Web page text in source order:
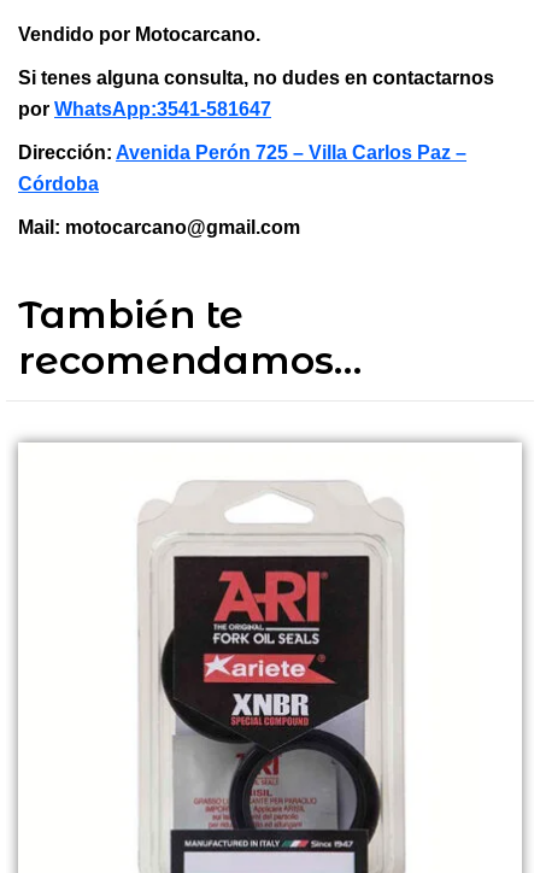
Vendido por Motocarcano.
Si tenes alguna consulta, no dudes en contactarnos
por WhatsApp:3541-581647
Dirección: Avenida Perón 725 – Villa Carlos Paz –
Córdoba
Mail: motocarcano@gmail.com
También te
recomendamos…